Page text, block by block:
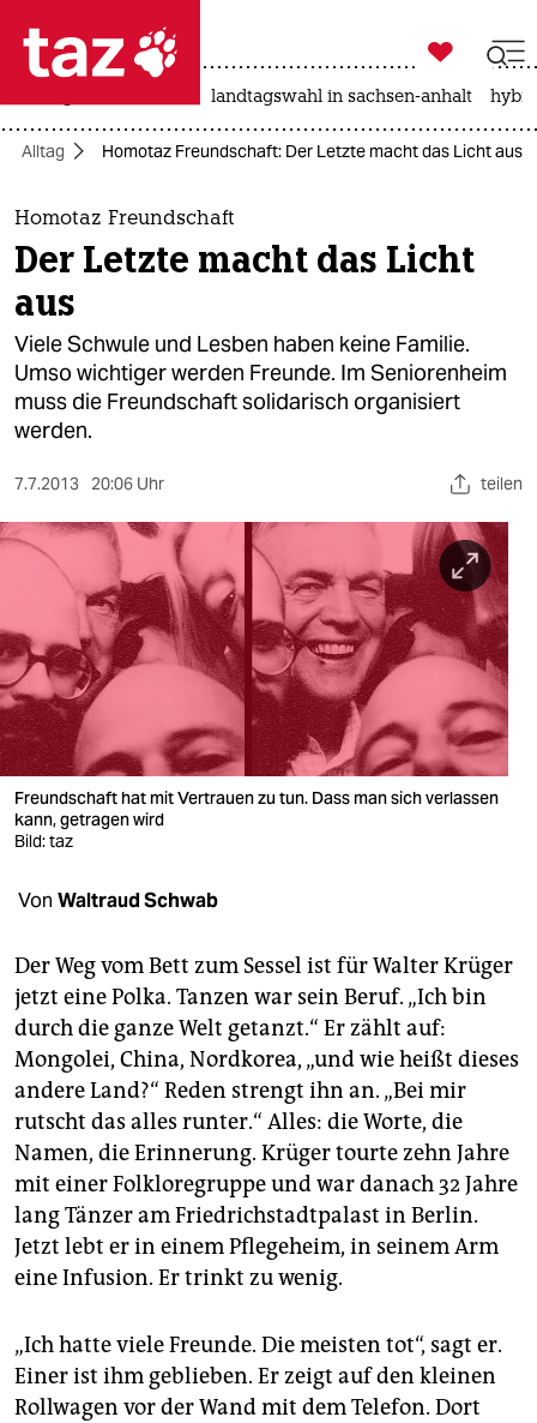
 taz zahl ich
taz zahl ich
themen
politik
öko
gesellschaft
kultur
sport
berlin
wahrheit
verlag
verlag
veranstaltungen
shop
fragen & hilfe
abo
genossenschaft
epaper login

taz zahl ich
landtagswahl in sachsen-anhalt
Alltag Homotaz Freundschaft: Der Letzte macht das Licht aus
Homotaz Freundschaft
Der Letzte macht das Licht
aus
Viele Schwule und Lesben haben keine Familie.
Umso wichtiger werden Freunde. Im Seniorenheim
muss die Freundschaft solidarisch organisiert
werden.
7.7.2013 20:06 Uhr teilen
Freundschaft hat mit Vertrauen zu tun. Dass man sich verlassen
kann, getragen wird
Bild: taz
Von Waltraud Schwab
Der Weg vom Bett zum Sessel ist für Walter Krüger
jetzt eine Polka. Tanzen war sein Beruf. „Ich bin
durch die ganze Welt getanzt.“ Er zählt auf:
Mongolei, China, Nordkorea, „und wie heißt dieses
andere Land?“ Reden strengt ihn an. „Bei mir
rutscht das alles runter.“ Alles: die Worte, die
Namen, die Erinnerung. Krüger tourte zehn Jahre
mit einer Folkloregruppe und war danach 32 Jahre
lang Tänzer am Friedrichstadtpalast in Berlin.
Jetzt lebt er in einem Pflegeheim, in seinem Arm
eine Infusion. Er trinkt zu wenig.
„Ich hatte viele Freunde. Die meisten tot“, sagt er.
Einer ist ihm geblieben. Er zeigt auf den kleinen
Rollwagen vor der Wand mit dem Telefon. Dort